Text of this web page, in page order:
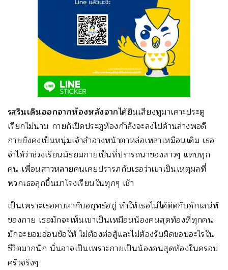
รสรินเดินออกจากห้องหลังจากได้ยินเสียงทูมาเคาะประตู
เรียกไม่นาน กายก็เปิดประตูห้องกำลังจะลงไปด้านล่างพอดี
กายยังคงเป็นหนุ่มเจ้าสำอางหน้าตาหล่อเหลาเหมือนเดิม เธอ
จำได้ว่าช่วงเรียนมัธยมกายเป็นที่ปรารถนาของสาวๆ แทบทุก
คน เพื่อนสาวหลายคนเคยปรารภกับเธอว่าเขาเป็นเหตุผลที่
พวกเธอลุกขึ้นมาโรงเรียนในทุกๆ เช้า
เป็นเพราะเธอคบหากับอยุทธ์อยู่ ทำให้เธอไม่ได้ติดกับดักเสน่ห์
ของกาย เธอมักจะเห็นเขาเป็นเหมือนน้องคนสุดท้องที่ทุกคน
มักจะยอมอ่อนข้อให้ ไม่ต้องต่อสู้และไม่ต้องรับผิดชอบอะไรใน
ชีวิตมากนัก นั่นอาจเป็นเพราะกายเป็นน้องคนสุดท้องในครอบ
ครัวจริงๆ